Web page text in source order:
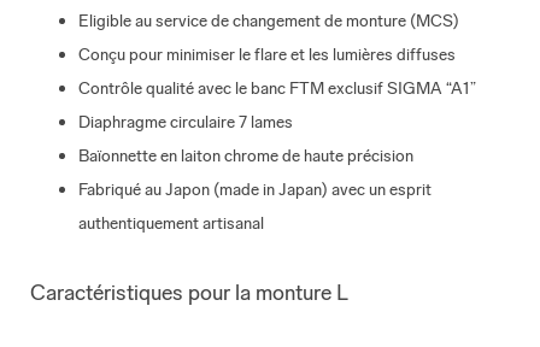
Eligible au service de changement de monture (MCS)
Conçu pour minimiser le flare et les lumières diffuses
Contrôle qualité avec le banc FTM exclusif SIGMA “A1”
Diaphragme circulaire 7 lames
Baïonnette en laiton chrome de haute précision
Fabriqué au Japon (made in Japan) avec un esprit
authentiquement artisanal
Caractéristiques pour la monture L